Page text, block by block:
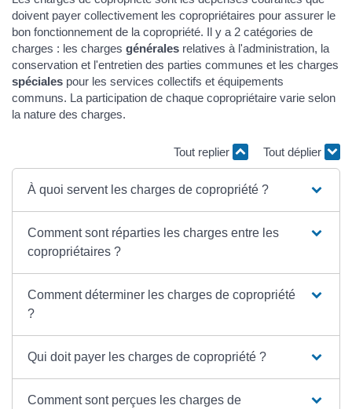
doivent payer collectivement les copropriétaires pour assurer le
bon fonctionnement de la copropriété. Il y a 2 catégories de
charges : les charges générales relatives à l'administration, la
conservation et l'entretien des parties communes et les charges
spéciales pour les services collectifs et équipements
communs. La participation de chaque copropriétaire varie selon
la nature des charges.
Tout replier Tout déplier
À quoi servent les charges de copropriété ?
Comment sont réparties les charges entre les
copropriétaires ?
Comment déterminer les charges de copropriété
?
Qui doit payer les charges de copropriété ?
Comment sont perçues les charges de